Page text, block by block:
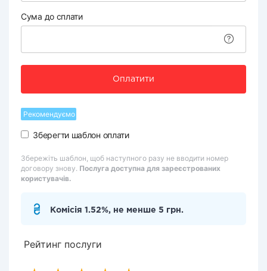
Сума до сплати
Оплатити
Рекомендуємо
Зберегти шаблон оплати
Збережіть шаблон, щоб наступного разу не вводити номер
договору знову. Послуга доступна для зареєстрованих
користувачів.
Комісія 1.52%, не менше 5 грн.
Рейтинг послуги